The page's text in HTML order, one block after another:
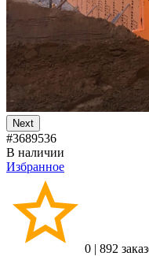
Next
#3689536
В наличии
Избранное
0 | 892